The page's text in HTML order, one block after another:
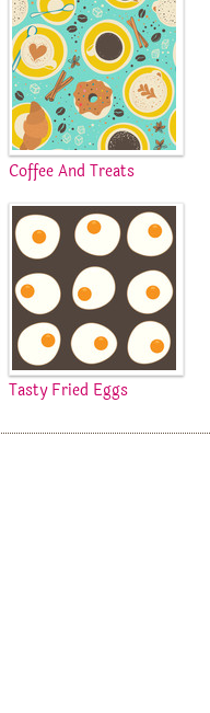
Coffee And Treats
Tasty Fried Eggs